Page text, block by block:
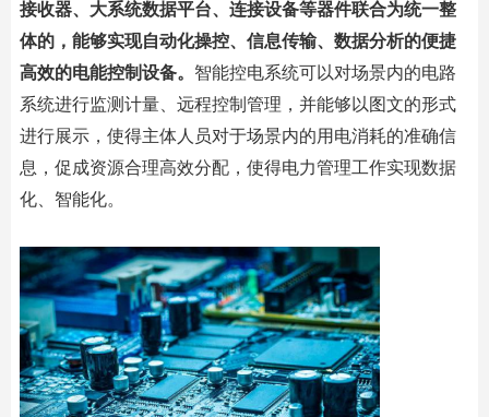
接收器、大系统数据平台、连接设备等器件联合为统一整
体的，能够实现自动化操控、信息传输、数据分析的便捷
高效的电能控制设备。 智能控电系统可以对场景内的电路
系统进行监测计量、远程控制管理，并能够以图文的形式
进行展示，使得主体人员对于场景内的用电消耗的准确信
息，促成资源合理高效分配，使得电力管理工作实现数据
化、智能化。